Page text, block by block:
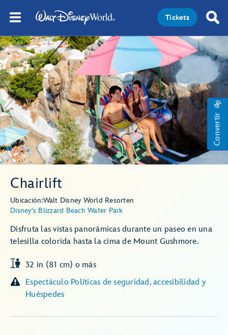
Tickets
Convertir
Chairlift
Ubicación:Walt Disney World Resorten
Disney's Blizzard Beach Water Park
Disfruta las vistas panorámicas durante un paseo en una
telesilla colorida hasta la cima de Mount Gushmore.
32 in (81 cm) o más
Espectáculo Políticas de seguridad, accesibilidad y
Huéspedes